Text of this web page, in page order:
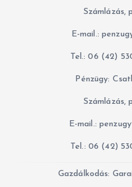
Számlázás,
E-mail.:
Tel.: 06 (42)
Pénzügy:
Számlázás,
E-mail.:
Tel.: 06 (42)
Gazdálkodás: